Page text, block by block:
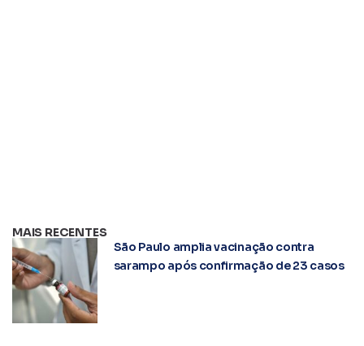
MAIS RECENTES
São Paulo amplia vacinação contra
sarampo após confirmação de 23 casos